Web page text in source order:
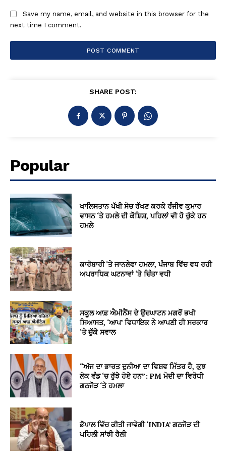
Save my name, email, and website in this browser for the
next time I comment.
SHARE POST:
Popular
ਖਾਲਿਸਤਾਨ ਪੱਖੀ ਸੋਚ ਰੱਖਣ ਕਰਕੇ ਰੰਜੀਵ ਕੁਮਾਰ
ਵਾਸਨ ‘ਤੇ ਹਮਲੇ ਦੀ ਕੋਸ਼ਿਸ਼, ਪਹਿਲਾਂ ਵੀ ਹੋ ਚੁੱਕੇ ਹਨ
ਹਮਲੇ
ਕਾਰੋਬਾਰੀ ‘ਤੇ ਜਾਨਲੇਵਾ ਹਮਲਾ, ਪੰਜਾਬ ਵਿੱਚ ਵਧ ਰਹੀ
ਅਪਰਾਧਿਕ ਘਟਨਾਵਾਂ ‘ਤੇ ਚਿੰਤਾ ਵਧੀ
ਸਕੂਲ ਆਫ਼ ਐਮੀਨੈਂਸ ਦੇ ਉਦਘਾਟਨ ਮਗਰੋਂ ਭਖੀ
ਸਿਆਸਤ, ‘ਆਪ’ ਵਿਧਾਇਕ ਨੇ ਆਪਣੀ ਹੀ ਸਰਕਾਰ
‘ਤੇ ਚੁੱਕੇ ਸਵਾਲ
“ਅੱਜ ਦਾ ਭਾਰਤ ਦੁਨੀਆ ਦਾ ਵਿਸ਼ਵ ਮਿੱਤਰ ਹੈ, ਕੁਝ
ਲੋਕ ਵੰਡ ‘ਚ ਰੁੱਝੇ ਹੋਏ ਹਨ”: PM ਮੋਦੀ ਦਾ ਵਿਰੋਧੀ
ਗਠਜੋੜ ‘ਤੇ ਹਮਲਾ
ਭੋਪਾਲ ਵਿੱਚ ਕੀਤੀ ਜਾਵੇਗੀ ‘INDIA’ ਗਠਜੋੜ ਦੀ
ਪਹਿਲੀ ਸਾਂਝੀ ਰੈਲੀ